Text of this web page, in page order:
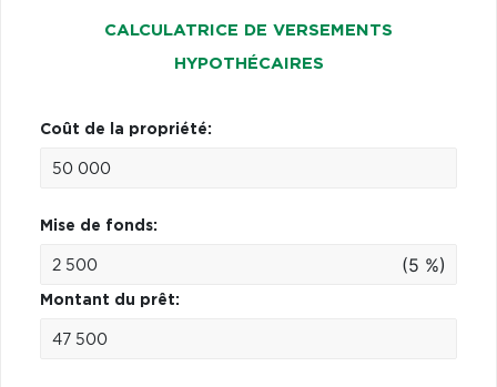
CALCULATRICE DE VERSEMENTS
HYPOTHÉCAIRES
Coût de la propriété:
Mise de fonds:
(5 %)
Montant du prêt: